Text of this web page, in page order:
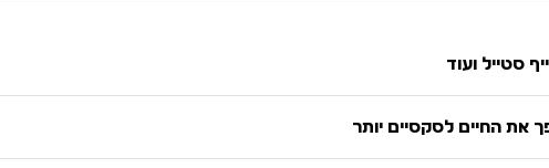
סטייל ועוד
את החיים לסקסיים יותר